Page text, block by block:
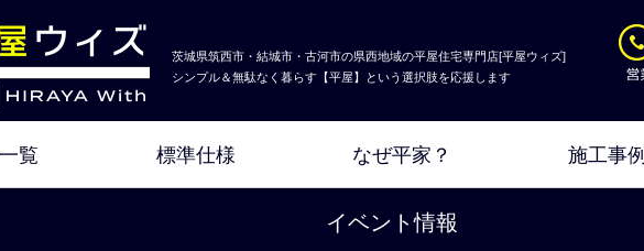
茨城県筑西市・結城市・古河市の県西地域の平屋住宅専門店[平屋ウィズ]
シンプル＆無駄なく暮らす【平屋】という選択肢を応援します
覧 標準仕様 なぜ平家？ 施工事例
イベント情報